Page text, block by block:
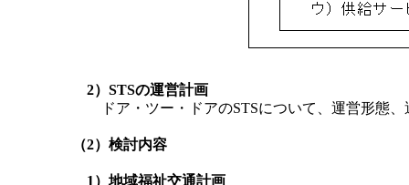
2）STSの運営計画
ドア・ツー・ドアのSTSについて、運営形態
（2）検討内容
1）地域福祉交通計画